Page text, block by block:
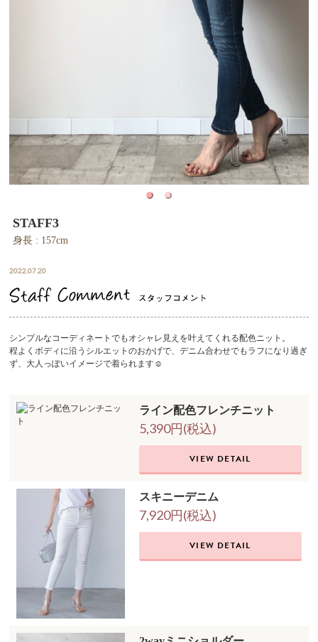
STAFF3
身長 : 157cm
2022.07.20
シンプルなコーディネートでもオシャレ見えを叶えてくれる配色ニット。
程よくボディに沿うシルエットのおかげで、デニム合わせでもラフになり過ぎ
ず、大人っぽいイメージで着られます☺︎
ライン配色フレンチニット
5,390円(税込)
VIEW DETAIL
スキニーデニム
7,920円(税込)
VIEW DETAIL